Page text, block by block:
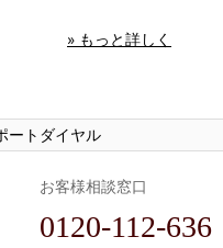
» もっと詳しく
ートダイヤル
お客様相談窓口
0120-112-636